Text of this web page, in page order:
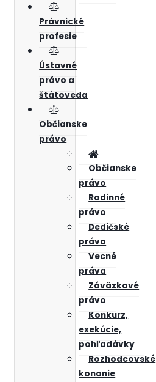
Právnické
profesie
Ústavné
právo a
štátoveda
Občianske
právo
Občianske
právo
Rodinné
právo
Dedičské
právo
Vecné
práva
Záväzkové
právo
Konkurz,
exekúcie,
pohľadávky
Rozhodcovské
konanie